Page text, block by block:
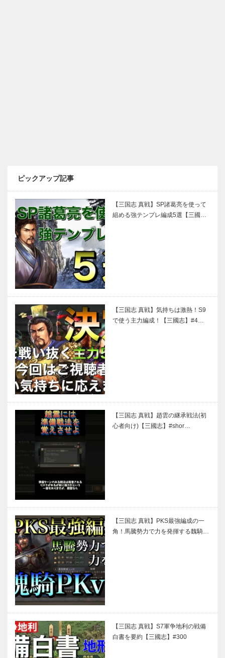
ピックアップ記事
【三国志 真戦】SP諸葛亮を使って
組める強テンプレ編成5選【三國…
【三国志 真戦】気持ちは激熱！S9
で使う主力編成！【三國志】#4…
【三国志 真戦】趙雲の継承戦法(初
心者向け)【三國志】#shor…
【三国志 真戦】PKS最強編成の一
角！馬騰勢力で力を発揮する魏騎…
【三国志 真戦】S7軍争地利の戦備
白書を要約【三國志】#300